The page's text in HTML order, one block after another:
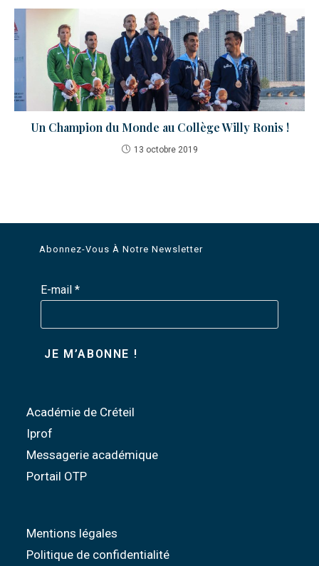
Un Champion du Monde au Collège Willy Ronis !
13 octobre 2019
Abonnez-Vous À Notre Newsletter
E-mail*
Académie de Créteil
Iprof
Messagerie académique
Portail OTP
Mentions légales
Politique de confidentialité